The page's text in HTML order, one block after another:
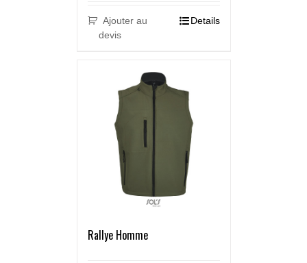
Ajouter au
devis
Details
Rallye Homme